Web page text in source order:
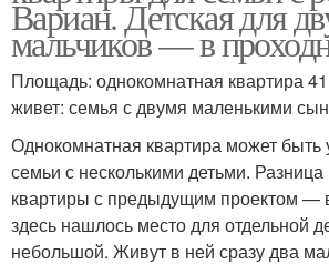
Вариан. Детская для
мальчиков — в
Площадь: однокомнатная квартира
живет: семья с двумя маленькими
Однокомнатная квартира может быть
семьи с несколькими детьми.
квартиры с предыдущим проектом —
здесь нашлось место для отдельной
небольшой. Живут в ней сразу два